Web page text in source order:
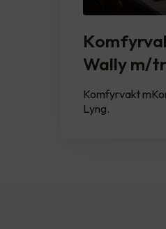
Wally m/
Komfyrvakt
Lyng.